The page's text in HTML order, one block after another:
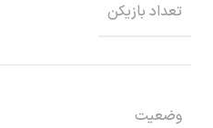
تعداد بازیکن
وضعیت